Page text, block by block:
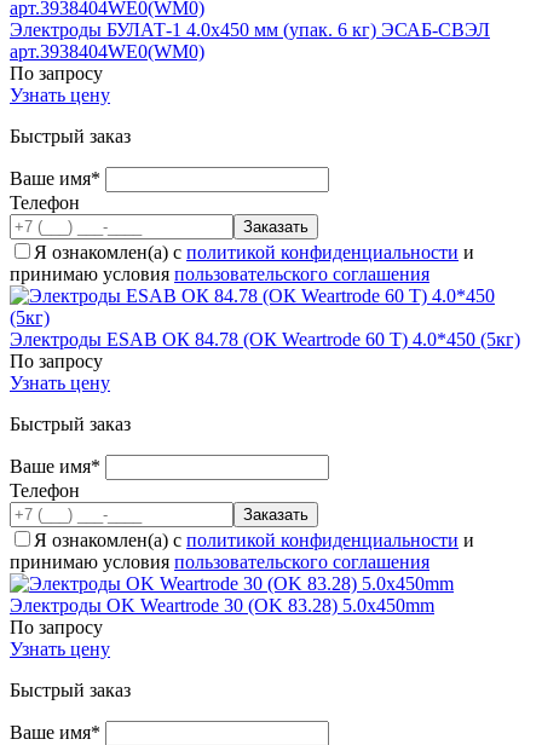
Электроды БУЛАТ-1 4.0x450 мм (упак. 6 кг) ЭСАБ-СВЭЛ
арт.3938404WE0(WM0)
По запросу
Узнать цену
Быстрый заказ
Ваше имя*
Телефон
Я ознакомлен(а) с политикой конфиденциальности и
принимаю условия пользовательского соглашения
Электроды ESAB ОК 84.78 (ОК Weartrode 60 T) 4.0*450 (5кг)
По запросу
Узнать цену
Быстрый заказ
Ваше имя*
Телефон
Я ознакомлен(а) с политикой конфиденциальности и
принимаю условия пользовательского соглашения
Электроды OK Weartrode 30 (OK 83.28) 5.0x450mm
По запросу
Узнать цену
Быстрый заказ
Ваше имя*